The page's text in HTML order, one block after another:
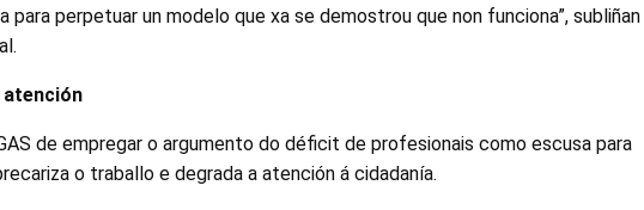
para perpetuar un modelo que xa se demostrou que non funciona”, subliñan
atención
de empregar o argumento do déficit de profesionais como escusa para
o traballo e degrada a atención á cidadanía.